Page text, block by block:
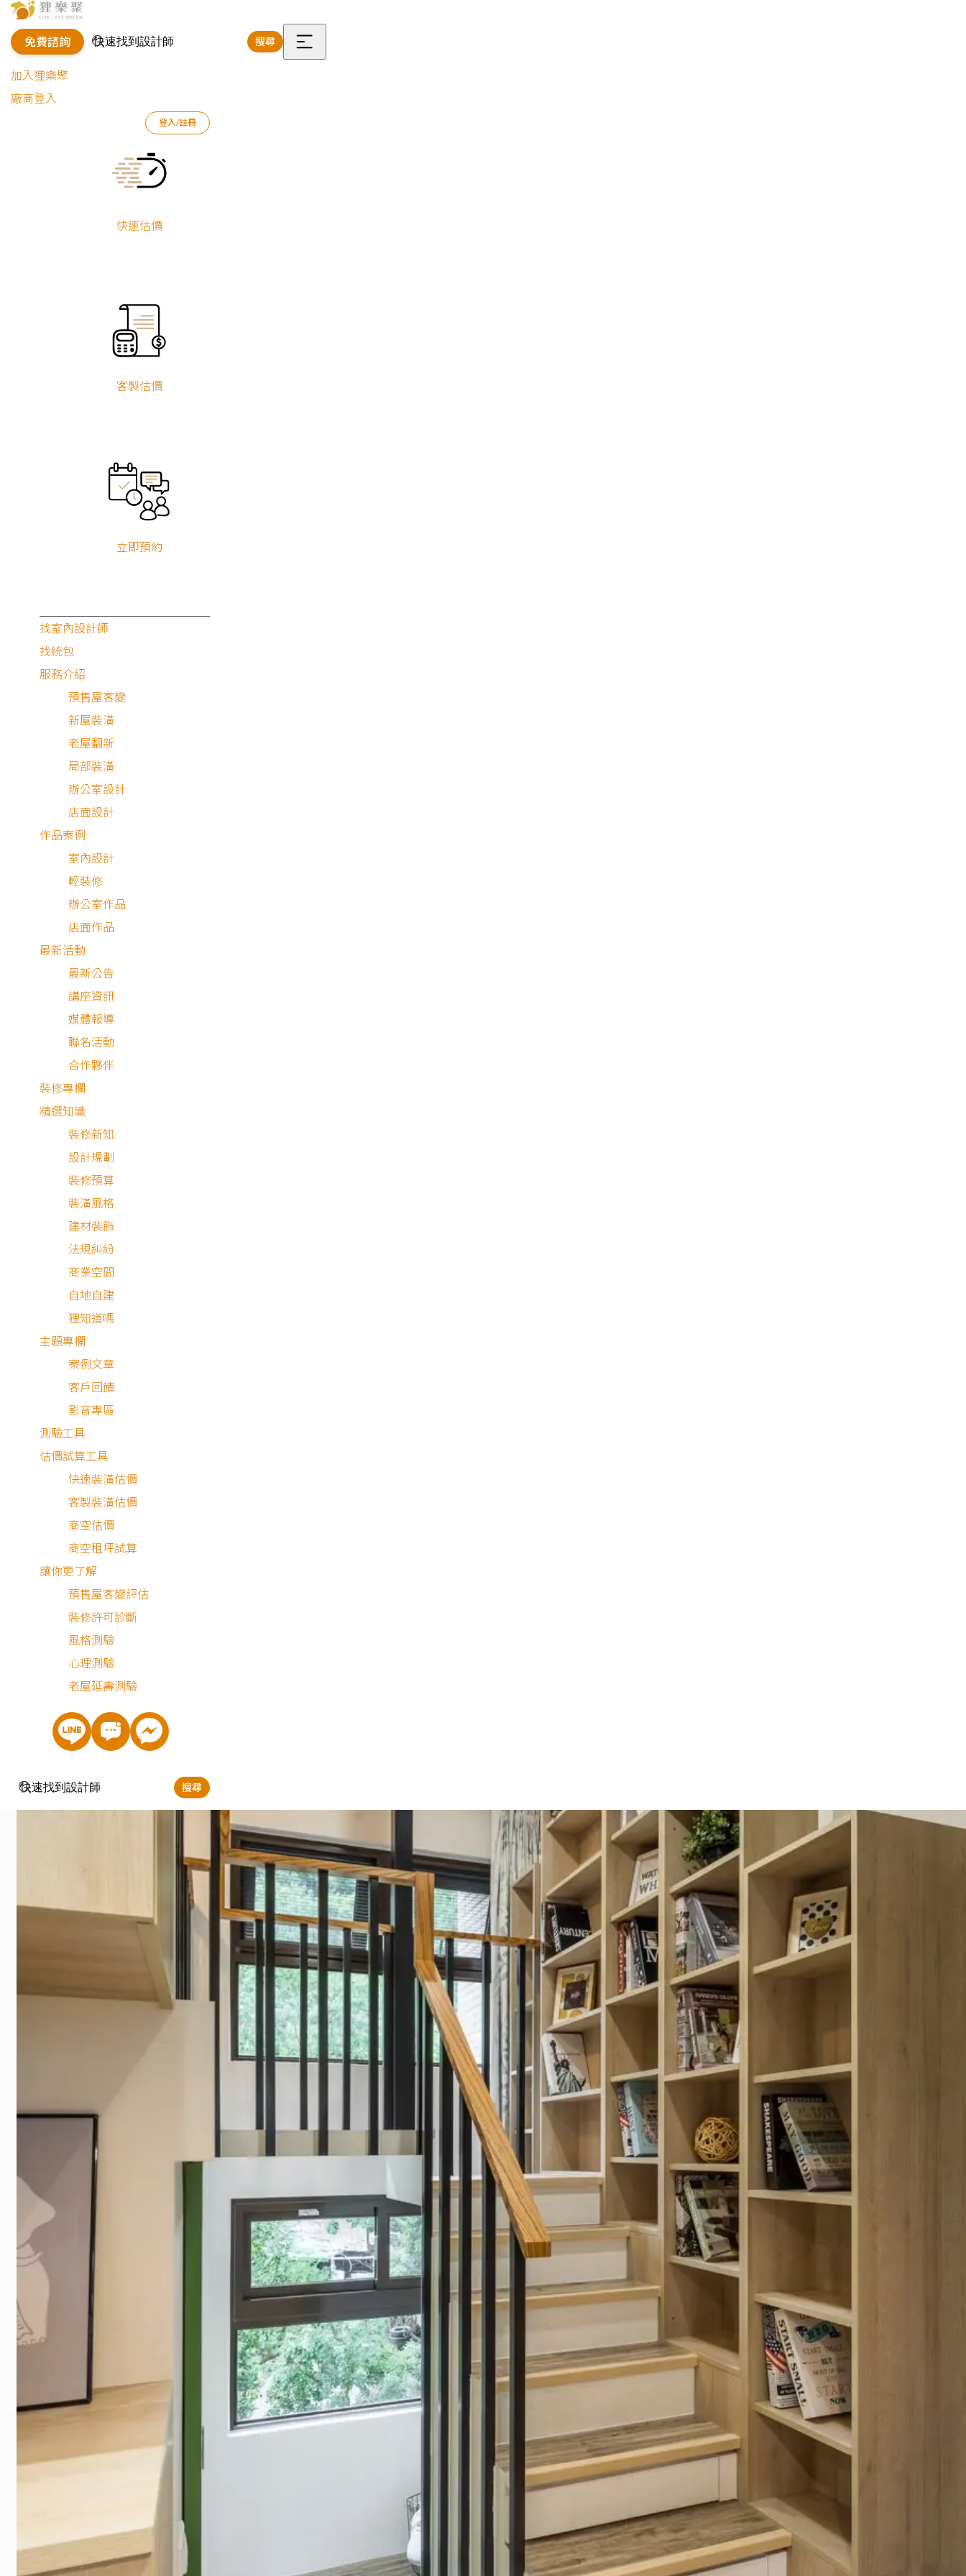
免費諮詢 搜尋
選
加入狸樂聚
廠商登入
登入/註冊
快速估價
客製估價
立即預約
找室內設計師
找統包
服務介紹
預售屋客變
新屋裝潢
老屋翻新
局部裝潢
辦公室設計
店面設計
作品案例
室內設計
輕裝修
辦公室作品
店面作品
最新活動
最新公告
講座資訊
媒體報導
聯名活動
合作夥伴
裝修專欄
精選知識
裝修新知
設計規劃
裝修預算
裝潢風格
建材裝飾
法規糾紛
商業空間
自地自建
狸知道嗎
主題專欄
案例文章
客戶回饋
影音專區
測驗工具
估價試算工具
快速裝潢估價
客製裝潢估價
商空估價
商空租坪試算
讓你更了解
預售屋客變評估
裝修許可診斷
風格測驗
心理測驗
老屋延壽測驗
搜尋
案例文章
Current:
陽光．書香．伯爵茶｜北歐風貓宅
挑高夾層 × 溫潤木色 × 階梯書櫃
時而蜷縮在樓梯下的小空間，品嘗一本宮部美幸；時而伴著外頭蟲鳴鳥語一同享受自在寂靜。時時刻刻皆是歲月靜好，日日皆是好日。
屋主需求與設計理念
屋主是一位博覽群書的愛貓人，因此在溝通設計時，我們將重點放在結合龐大的書籍收藏與貓咪的生活需求上。由於屋主平日工作相當碌，討論之後我們將客餐廳結合在一起，利用一張圓
建構出公共空間。為了滿足龐大的收納需求，每一層階梯都內藏玄機，就連樓梯底下的小空間也不放過，除了一間儲藏室外，還有採光明亮的一隅讓屋主享受悠閒的閱讀時光。
鬧中取靜的自在
夾層階梯｜系統書櫃設計
巧妙地融合了木作收納樓梯與系統書櫃，讓原來單調的樓梯除了增加收納的功能外，還成了屋中賞心悅目的一個角落，串起不同空間。